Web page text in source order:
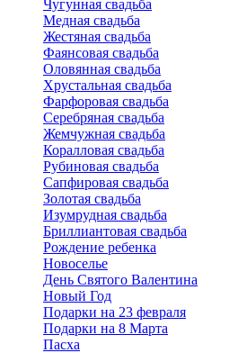
Чугунная свадьба
Медная свадьба
Жестяная свадьба
Фаянсовая свадьба
Оловянная свадьба
Хрустальная свадьба
Фарфоровая свадьба
Серебряная свадьба
Жемчужная свадьба
Коралловая свадьба
Рубиновая свадьба
Сапфировая свадьба
Золотая свадьба
Изумрудная свадьба
Бриллиантовая свадьба
Рождение ребенка
Новоселье
День Святого Валентина
Новый Год
Подарки на 23 февраля
Подарки на 8 Марта
Пасха